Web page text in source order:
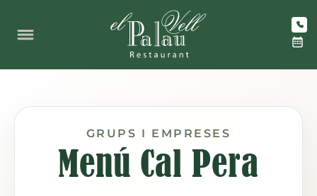
GRUPS I EMPRESES
Menú Cal Pera